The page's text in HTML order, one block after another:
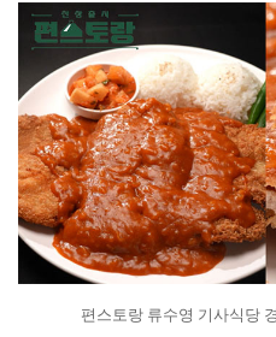
편스토랑 류수영 기사식당